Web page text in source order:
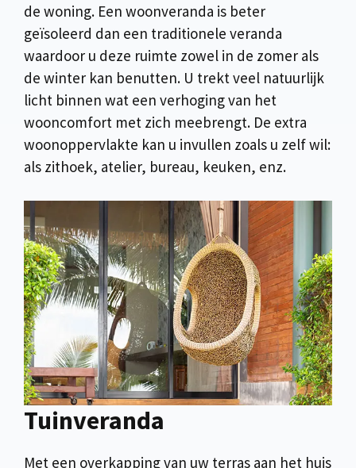
de woning. Een woonveranda is beter
geïsoleerd dan een traditionele veranda
waardoor u deze ruimte zowel in de zomer als
de winter kan benutten. U trekt veel natuurlijk
licht binnen wat een verhoging van het
wooncomfort met zich meebrengt. De extra
woonoppervlakte kan u invullen zoals u zelf wil:
als zithoek, atelier, bureau, keuken, enz.
Tuinveranda
Met een overkapping van uw terras aan het huis